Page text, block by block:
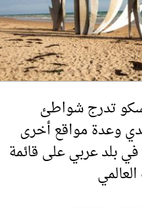
تدرج شواطئ
وعدة مواقع أخرى
بلد عربي على قائمة